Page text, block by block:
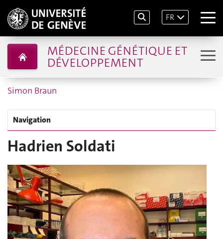
FR
MÉDECINE GÉNÉTIQUE ET
DÉVELOPPEMENT
Simon Braun
Navigation
Hadrien Soldati